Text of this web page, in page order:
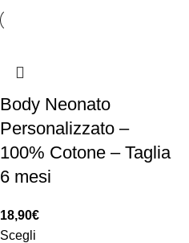
Body Neonato
Personalizzato –
100% Cotone – Taglia
6 mesi
18,90€
Scegli